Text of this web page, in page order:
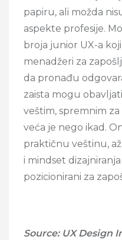
papiru, ali možda
aspekte profesije.
broja junior UX-a
menadžeri za
da pronađu
zaista mogu
veštim, spremnim
veća je nego ikad.
praktičnu veštinu,
i mindset
pozicionirani za
Source: UX Design